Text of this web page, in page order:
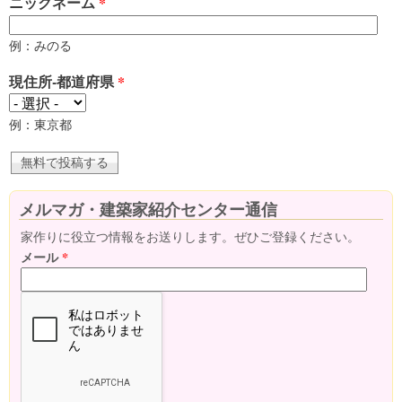
例：みのる
現住所-都道府県*
例：東京都
メルマガ・建築家紹介センター通信
家作りに役立つ情報をお送りします。ぜひご登録ください。
メール*